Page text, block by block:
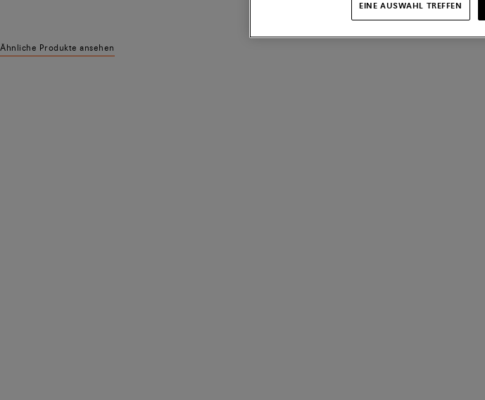
Ähnliche Produkte ansehen
EINE AUSWAHL TREFFEN